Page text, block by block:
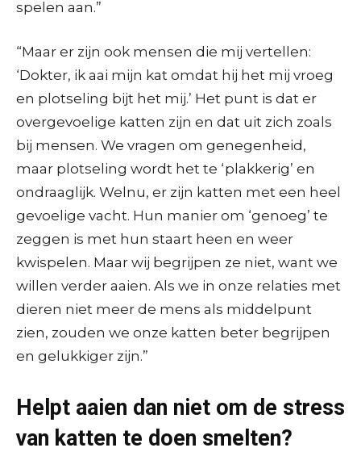
spelen aan.”
“Maar er zijn ook mensen die mij vertellen:
‘Dokter, ik aai mijn kat omdat hij het mij vroeg
en plotseling bijt het mij.’ Het punt is dat er
overgevoelige katten zijn en dat uit zich zoals
bij mensen. We vragen om genegenheid,
maar plotseling wordt het te ‘plakkerig’ en
ondraaglijk. Welnu, er zijn katten met een heel
gevoelige vacht. Hun manier om ‘genoeg’ te
zeggen is met hun staart heen en weer
kwispelen. Maar wij begrijpen ze niet, want we
willen verder aaien. Als we in onze relaties met
dieren niet meer de mens als middelpunt
zien, zouden we onze katten beter begrijpen
en gelukkiger zijn.”
Helpt aaien dan niet om de stress
van katten te doen smelten?